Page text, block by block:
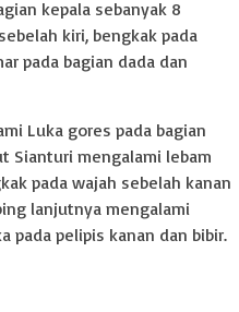
kepala sebanyak 8
kiri, bengkak pada
pada bagian dada dan
Luka gores pada bagian
Sianturi mengalami lebam
pada wajah sebelah kanan
lanjutnya mengalami
pada pelipis kanan dan bibir.